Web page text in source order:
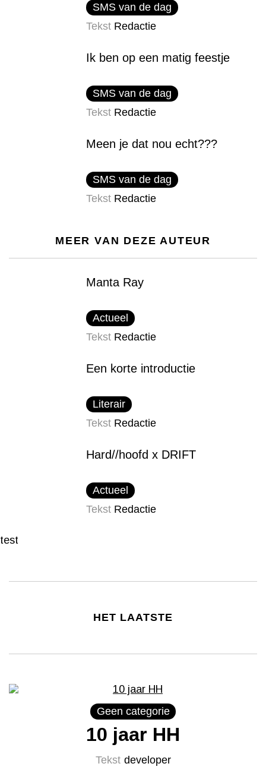
SMS van de dag
Tekst Redactie
Ik ben op een matig feestje
SMS van de dag
Tekst Redactie
Meen je dat nou echt???
SMS van de dag
Tekst Redactie
MEER VAN DEZE AUTEUR
Manta Ray
Actueel
Tekst Redactie
Een korte introductie
Literair
Tekst Redactie
Hard//hoofd x DRIFT
Actueel
Tekst Redactie
test
HET LAATSTE
Geen categorie
10 jaar HH
Tekst developer